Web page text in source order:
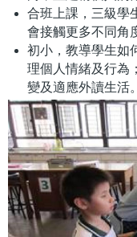
合班上課，三級學
會接觸更多不同角
初小，教導學生如
理個人情緒及行為
變及適應外讀生活。